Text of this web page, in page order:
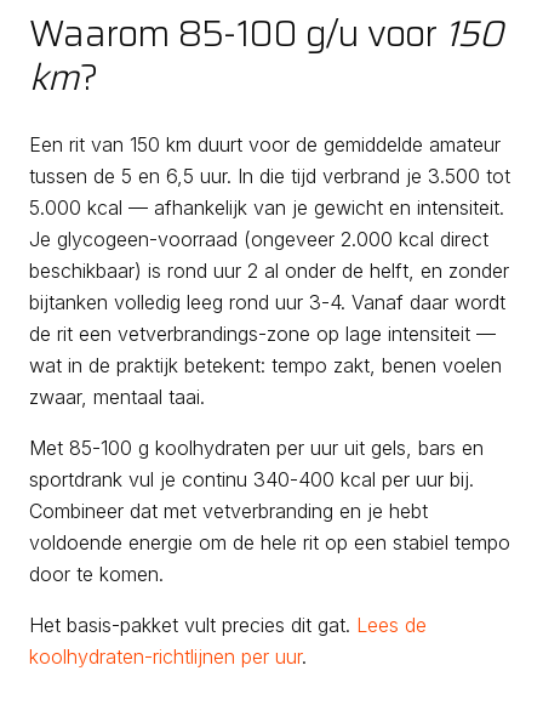
Waarom 85-100 g/u voor 150
km?
Een rit van 150 km duurt voor de gemiddelde amateur
tussen de 5 en 6,5 uur. In die tijd verbrand je 3.500 tot
5.000 kcal — afhankelijk van je gewicht en intensiteit.
Je glycogeen-voorraad (ongeveer 2.000 kcal direct
beschikbaar) is rond uur 2 al onder de helft, en zonder
bijtanken volledig leeg rond uur 3-4. Vanaf daar wordt
de rit een vetverbrandings-zone op lage intensiteit —
wat in de praktijk betekent: tempo zakt, benen voelen
zwaar, mentaal taai.
Met 85-100 g koolhydraten per uur uit gels, bars en
sportdrank vul je continu 340-400 kcal per uur bij.
Combineer dat met vetverbranding en je hebt
voldoende energie om de hele rit op een stabiel tempo
door te komen.
Het basis-pakket vult precies dit gat. Lees de
koolhydraten-richtlijnen per uur.